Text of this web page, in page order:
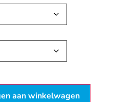
aan winkelwagen